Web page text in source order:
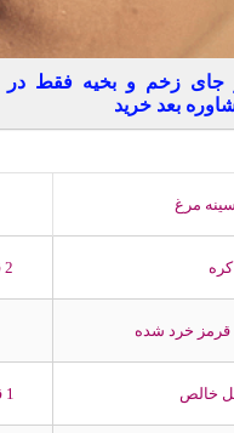
بعد خرید
مرغ
کره
قرمز خرد شده
خالص 1 قاشق غذاخوری